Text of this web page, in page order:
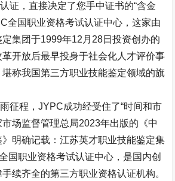
证，直接决定了您手中证书的“含金
全国职业资格考试认证中心，这家由
定集团于1999年12 月 28日投资创办的
开放后最早投身于社会化人才评价事
称我国第三方职业技能鉴定领域的旗
征程，JYPC成功经受住了“时间和市
场监督管理总局2023年出版的《中
明确记载：江苏英才职业技能鉴定集
国职业资格考试认证中心，是国内创
续齐全的第三方职业资格认证机构。